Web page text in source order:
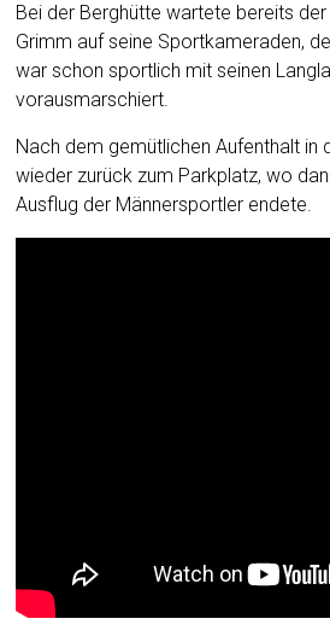
Bei der Berghütte wartete bereits der
Grimm auf seine Sportkameraden,
war schon sportlich mit seinen
vorausmarschiert.
Nach dem gemütlichen Aufenthalt in
wieder zurück zum Parkplatz, wo
Ausflug der Männersportler endete.